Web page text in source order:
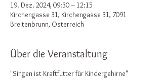
19. Dez. 2024, 09:30 – 12:15
Kirchengasse 31, Kirchengasse 31, 7091
Breitenbrunn, Österreich
Über die Veranstaltung
"Singen ist Kraftfutter für Kindergehirne"